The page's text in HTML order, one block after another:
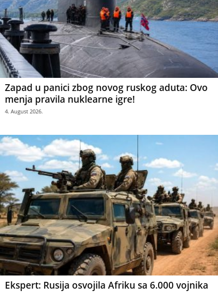
Zapad u panici zbog novog ruskog aduta: Ovo
menja pravila nuklearne igre!
4. August 2026.
Ekspert: Rusija osvojila Afriku sa 6.000 vojnika